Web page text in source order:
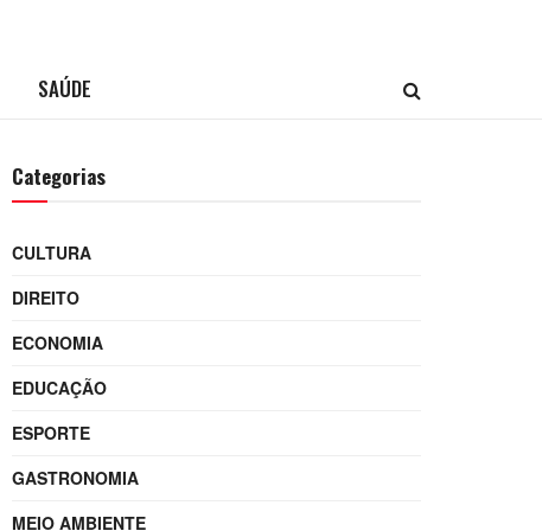
SAÚDE
Categorias
CULTURA
DIREITO
ECONOMIA
EDUCAÇÃO
ESPORTE
GASTRONOMIA
MEIO AMBIENTE